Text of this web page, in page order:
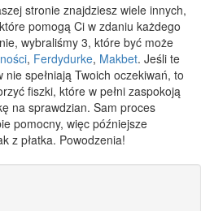
stronie znajdziesz wiele innych,
pomogą Ci w zdaniu każdego
wybraliśmy 3, które być może
, Ferdydurke, Makbet. Jeśli te
spełniają Twoich oczekiwań, to
fiszki, które w pełni zaspokoją
na sprawdzian. Sam proces
pomocny, więc późniejsze
z płatka. Powodzenia!